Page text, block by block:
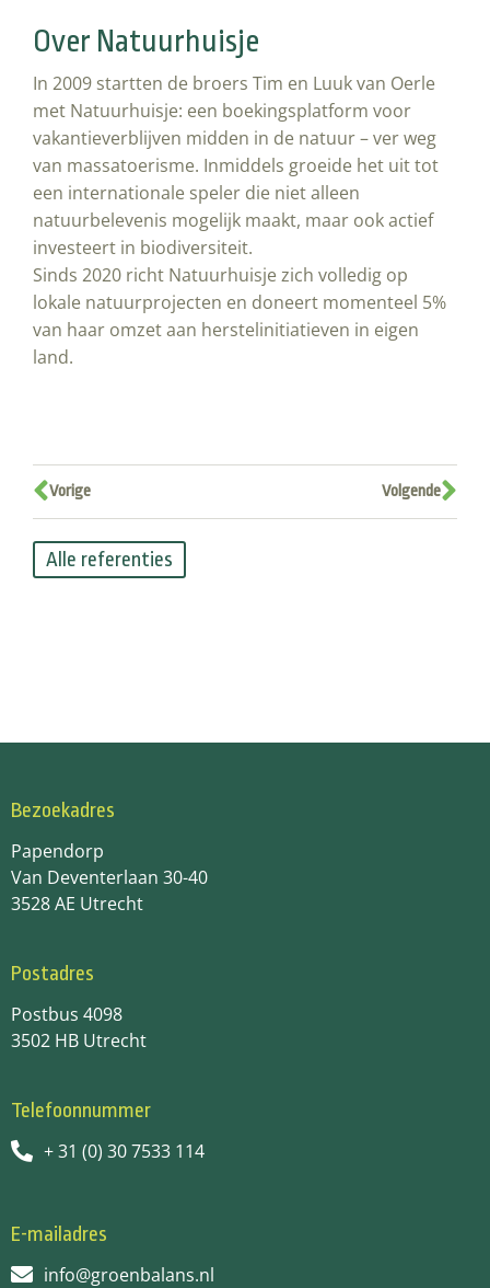
Over Natuurhuisje
In 2009 startten de broers Tim en Luuk van Oerle
met Natuurhuisje: een boekingsplatform voor
vakantieverblijven midden in de natuur – ver weg
van massatoerisme. Inmiddels groeide het uit tot
een internationale speler die niet alleen
natuurbelevenis mogelijk maakt, maar ook actief
investeert in biodiversiteit.
Sinds 2020 richt Natuurhuisje zich volledig op
lokale natuurprojecten en doneert momenteel 5%
van haar omzet aan herstelinitiatieven in eigen
land.
Vorige Volgende
Alle referenties
Bezoekadres
Papendorp
Van Deventerlaan 30-40
3528 AE Utrecht
Postadres
Postbus 4098
3502 HB Utrecht
Telefoonnummer
+ 31 (0) 30 7533 114
E-mailadres
info@groenbalans.nl